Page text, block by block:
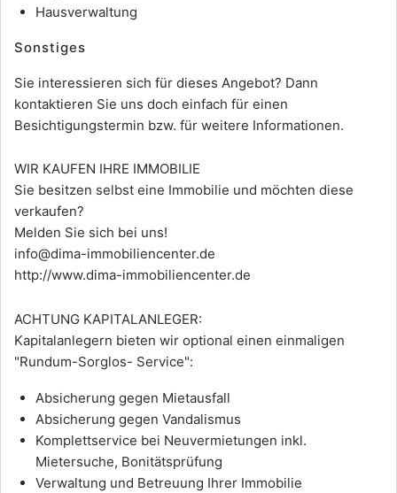
Hausverwaltung
Sonstiges
Sie interessieren sich für dieses Angebot? Dann
kontaktieren Sie uns doch einfach für einen
Besichtigungstermin bzw. für weitere Informationen.
WIR KAUFEN IHRE IMMOBILIE
Sie besitzen selbst eine Immobilie und möchten diese
verkaufen?
Melden Sie sich bei uns!
info@dima-immobiliencenter.de
http://www.dima-immobiliencenter.de
ACHTUNG KAPITALANLEGER:
Kapitalanlegern bieten wir optional einen einmaligen
"Rundum-Sorglos- Service":
Absicherung gegen Mietausfall
Absicherung gegen Vandalismus
Komplettservice bei Neuvermietungen inkl.
Mietersuche, Bonitätsprüfung
Verwaltung und Betreuung Ihrer Immobilie